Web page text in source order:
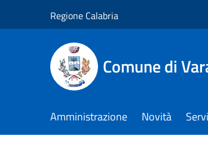
Regione Calabria
Comune di
Amministrazione Novità